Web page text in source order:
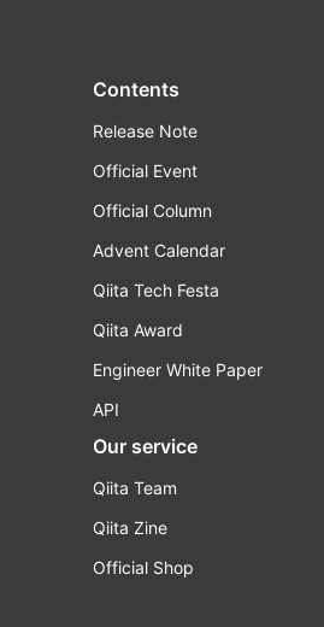
Contents
Release Note
Official Event
Official Column
Advent Calendar
Qiita Tech Festa
Qiita Award
Engineer White Paper
API
Our service
Qiita Team
Qiita Zine
Official Shop